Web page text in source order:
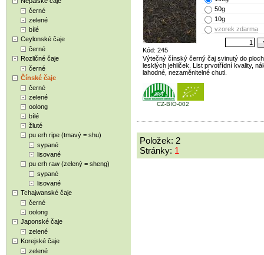
černé
zelené
bílé
Ceylonské čaje
černé
Rozličné čaje
černé
Čínské čaje
černé
zelené
oolong
bílé
žluté
pu erh ripe (tmavý = shu)
sypané
lisované
pu erh raw (zelený = sheng)
sypané
lisované
Tchajwanské čaje
černé
oolong
Japonské čaje
zelené
Korejské čaje
zelené
Kód: 245
50g
10g
vzorek zdarma
Výtečný čínský černý čaj svinutý do
lesklých jehliček. List prvotřídní kvality,
lahodné, nezaměnitelné chuti.
CZ-BIO-002
Položek: 2
Stránky: 1